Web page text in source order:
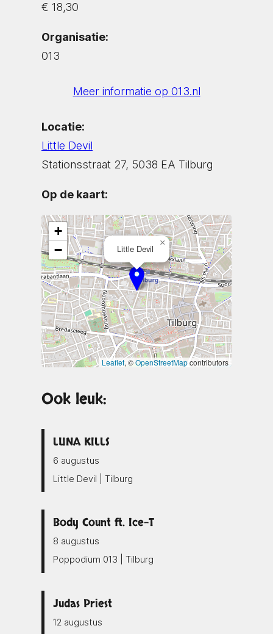
€ 18,30
Organisatie:
013
Meer informatie op 013.nl
Locatie:
Little Devil
Stationsstraat 27, 5038 EA Tilburg
Op de kaart:
Little Devil
×
+
−
Leaflet, ©OpenStreetMapcontributors
Ook leuk:
LUNA KILLS
6 augustus
Little Devil | Tilburg
Body Count ft. Ice-T
8 augustus
Poppodium 013 | Tilburg
Judas Priest
12 augustus